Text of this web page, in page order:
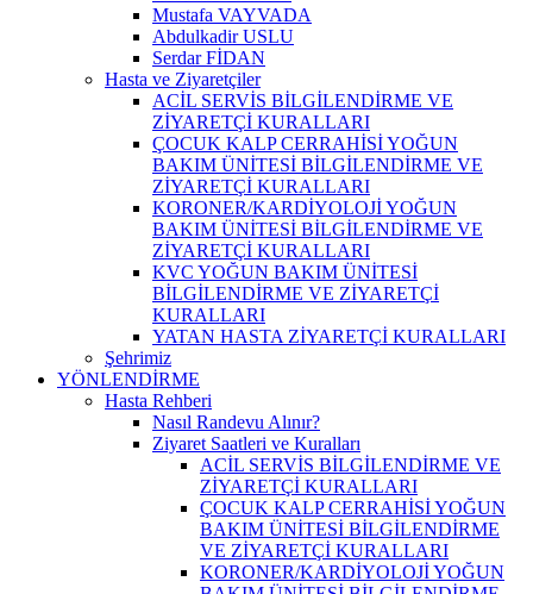
Mustafa VAYVADA
Abdulkadir USLU
Serdar FİDAN
Hasta ve Ziyaretçiler
ACİL SERVİS BİLGİLENDİRME VE
ZİYARETÇİ KURALLARI
ÇOCUK KALP CERRAHİSİ YOĞUN
BAKIM ÜNİTESİ BİLGİLENDİRME VE
ZİYARETÇİ KURALLARI
KORONER/KARDİYOLOJİ YOĞUN
BAKIM ÜNİTESİ BİLGİLENDİRME VE
ZİYARETÇİ KURALLARI
KVC YOĞUN BAKIM ÜNİTESİ
BİLGİLENDİRME VE ZİYARETÇİ
KURALLARI
YATAN HASTA ZİYARETÇİ KURALLARI
Şehrimiz
YÖNLENDİRME
Hasta Rehberi
Nasıl Randevu Alınır?
Ziyaret Saatleri ve Kuralları
ACİL SERVİS BİLGİLENDİRME VE
ZİYARETÇİ KURALLARI
ÇOCUK KALP CERRAHİSİ YOĞUN
BAKIM ÜNİTESİ BİLGİLENDİRME
VE ZİYARETÇİ KURALLARI
KORONER/KARDİYOLOJİ YOĞUN